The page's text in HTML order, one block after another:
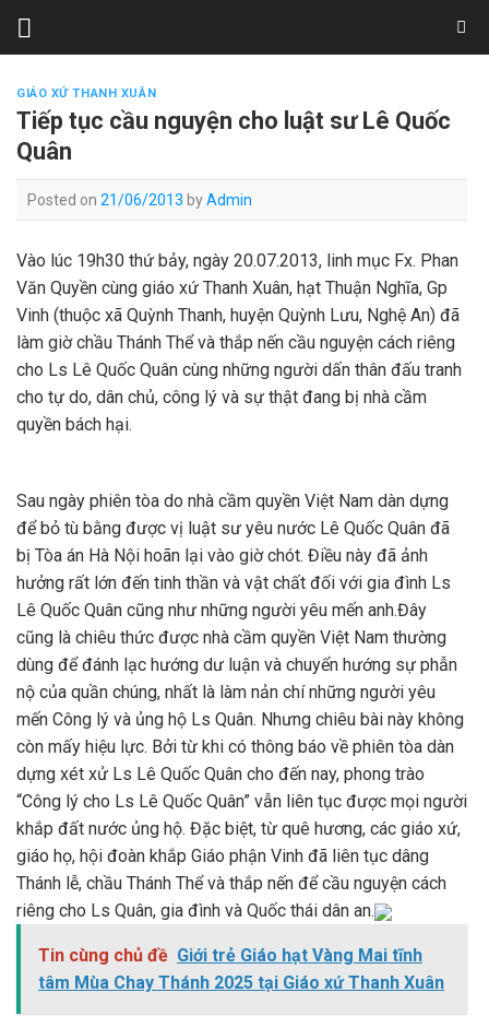
Skip
GIÁO XỨ THANH XUÂN
Tiếp tục cầu nguyện cho luật sư Lê Quốc
Quân
Posted on 21/06/2013 byAdmin
Vào lúc 19h30 thứ bảy, ngày 20.07.2013, linh mục Fx. Phan
Văn Quyền cùng giáo xứ Thanh Xuân, hạt Thuận Nghĩa, Gp
Vinh (thuộc xã Quỳnh Thanh, huyện Quỳnh Lưu, Nghệ An) đã
làm giờ chầu Thánh Thể và thắp nến cầu nguyện cách riêng
cho Ls Lê Quốc Quân cùng những người dấn thân đấu tranh
cho tự do, dân chủ, công lý và sự thật đang bị nhà cầm
quyền bách hại.
Sau ngày phiên tòa do nhà cầm quyền Việt Nam dàn dựng
để bỏ tù bằng được vị luật sư yêu nước Lê Quốc Quân đã
bị Tòa án Hà Nội hoãn lại vào giờ chót. Điều này đã ảnh
hưởng rất lớn đến tinh thần và vật chất đối với gia đình Ls
Lê Quốc Quân cũng như những người yêu mến anh.Đây
cũng là chiêu thức được nhà cầm quyền Việt Nam thường
dùng để đánh lạc hướng dư luận và chuyển hướng sự phẫn
nộ của quần chúng, nhất là làm nản chí những người yêu
mến Công lý và ủng hộ Ls Quân. Nhưng chiêu bài này không
còn mấy hiệu lực. Bởi từ khi có thông báo về phiên tòa dàn
dựng xét xử Ls Lê Quốc Quân cho đến nay, phong trào
“Công lý cho Ls Lê Quốc Quân” vẫn liên tục được mọi người
khắp đất nước ủng hộ. Đặc biệt, từ quê hương, các giáo xứ,
giáo họ, hội đoàn khắp Giáo phận Vinh đã liên tục dâng
Thánh lễ, chầu Thánh Thể và thắp nến để cầu nguyện cách
riêng cho Ls Quân, gia đình và Quốc thái dân an.
Tin cùng chủ đề Giới trẻ Giáo hạt Vàng Mai tĩnh
tâm Mùa Chay Thánh 2025 tại Giáo xứ Thanh Xuân